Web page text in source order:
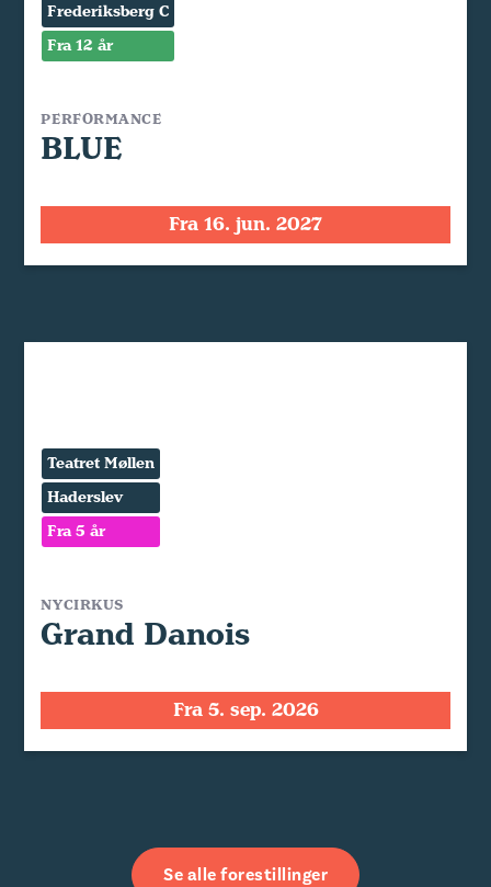
Frederiksberg C
Fra 12 år
PERFORMANCE
BLUE
Fra 16. jun. 2027
Teatret Møllen
Haderslev
Fra 5 år
NYCIRKUS
Grand Danois
Fra 5. sep. 2026
Se alle forestillinger